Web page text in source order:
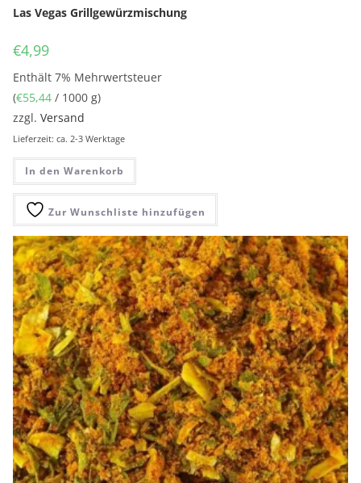
Las Vegas Grillgewürzmischung
€4,99
Enthält 7% Mehrwertsteuer
(€55,44 / 1000 g)
zzgl.Versand
Lieferzeit: ca. 2-3 Werktage
In den Warenkorb
Zur Wunschliste hinzufügen